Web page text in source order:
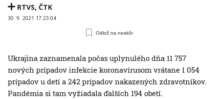
RTVS, ČTK
30. 9. 2021 17:23:04
Odlož na neskôr
Ukrajina zaznamenala počas uplynulého dňa 11 757
nových prípadov infekcie koronavírusom vrátane 1 054
prípadov u detí a 242 prípadov nakazených zdravotníkov.
Pandémia si tam vyžiadala ďalších 194 obetí.